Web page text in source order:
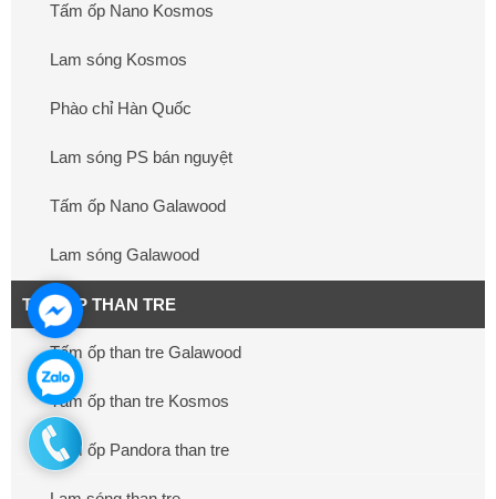
Tấm ốp Nano Kosmos
Lam sóng Kosmos
Phào chỉ Hàn Quốc
Lam sóng PS bán nguyệt
Tấm ốp Nano Galawood
Lam sóng Galawood
TẤM ỐP THAN TRE
Tấm ốp than tre Galawood
Tấm ốp than tre Kosmos
Tấm ốp Pandora than tre